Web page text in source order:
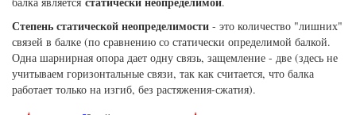
Степень статической неопределимости - это количество "лишних"
связей в балке (по сравнению со статически определимой балкой.
Одна шарнирная опора дает одну связь, защемление - две (здесь не
учитываем горизонтальные связи, так как считается, что балка
работает только на изгиб, без растяжения-сжатия).